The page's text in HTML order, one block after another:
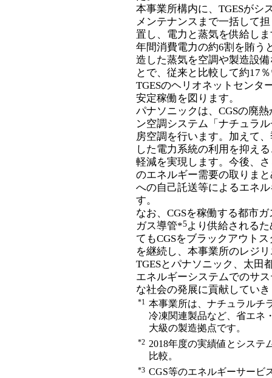
本事業所構内に、TGESがシ
メンテナンスまで一括して
置し、電力と蒸気を供給し
年間消費電力の約6割を賄う
造した蒸気を空調や製造設
とで、従来と比較して約17
TGESのヘリオネットセンタ
安定稼働を図ります。
パナソニックは、CGSの廃
ン空調システム「ナチュラ
房空調を行います。加えて
した電力系統の利用を抑え
軽減を実現します。今後、
のエネルギー需要の取りま
への自己託送等によるエネ
す。
なお、CGSを稼働する都市
ガス導管*5より供給される
てもCGSをブラックアウト
を継続し、本事業所のレジ
TGESとパナソニック、太田
エネルギーシステムでのサ
な社会の発展に貢献してい
*1 本事業所は、ナチュラルチ
冷凍関連製品など、省エネ
大級の製造拠点です。
*2 2018年度の実績値とシステ
比較。
*3 CGS等のエネルギーサービ